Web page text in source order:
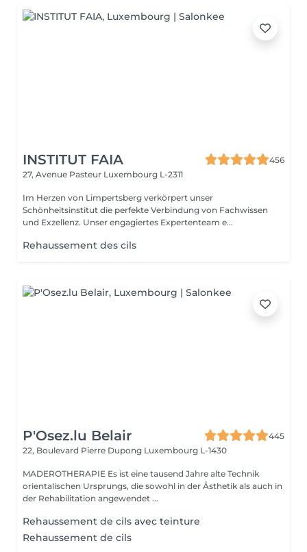
INSTITUT FAIA
456
27, Avenue Pasteur Luxembourg L-2311
Im Herzen von Limpertsberg verkörpert unser
Schönheitsinstitut die perfekte Verbindung von Fachwissen
und Exzellenz. Unser engagiertes Expertenteam e...
Rehaussement des cils
P'Osez.lu Belair
445
22, Boulevard Pierre Dupong Luxembourg L-1430
MADEROTHERAPIE Es ist eine tausend Jahre alte Technik
orientalischen Ursprungs, die sowohl in der Ästhetik als auch in
der Rehabilitation angewendet ...
Rehaussement de cils avec teinture
Rehaussement de cils